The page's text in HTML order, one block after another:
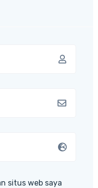
situs web saya